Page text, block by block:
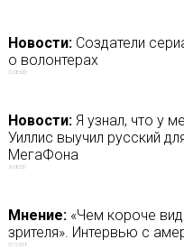
Новости:Создатели
о волонтерах
21/08/2020
Новости:Я узнал, что у
Уиллис выучил русский
МегаФона
16/08/2021
Мнение:«Чем короче
зрителя». Интервью с
27/11/2018